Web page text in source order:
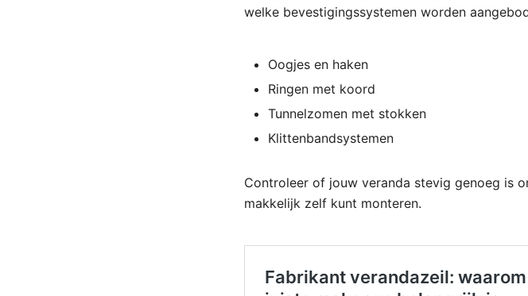
welke bevestigingssystemen worden
Oogjes en haken
Ringen met koord
Tunnelzomen met stokken
Klittenbandsystemen
Controleer of jouw veranda stevig genoeg is
makkelijk zelf kunt monteren.